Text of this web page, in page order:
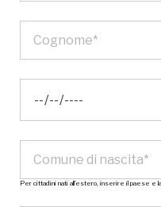
Per cittadini nati all’estero, inserire il paese e